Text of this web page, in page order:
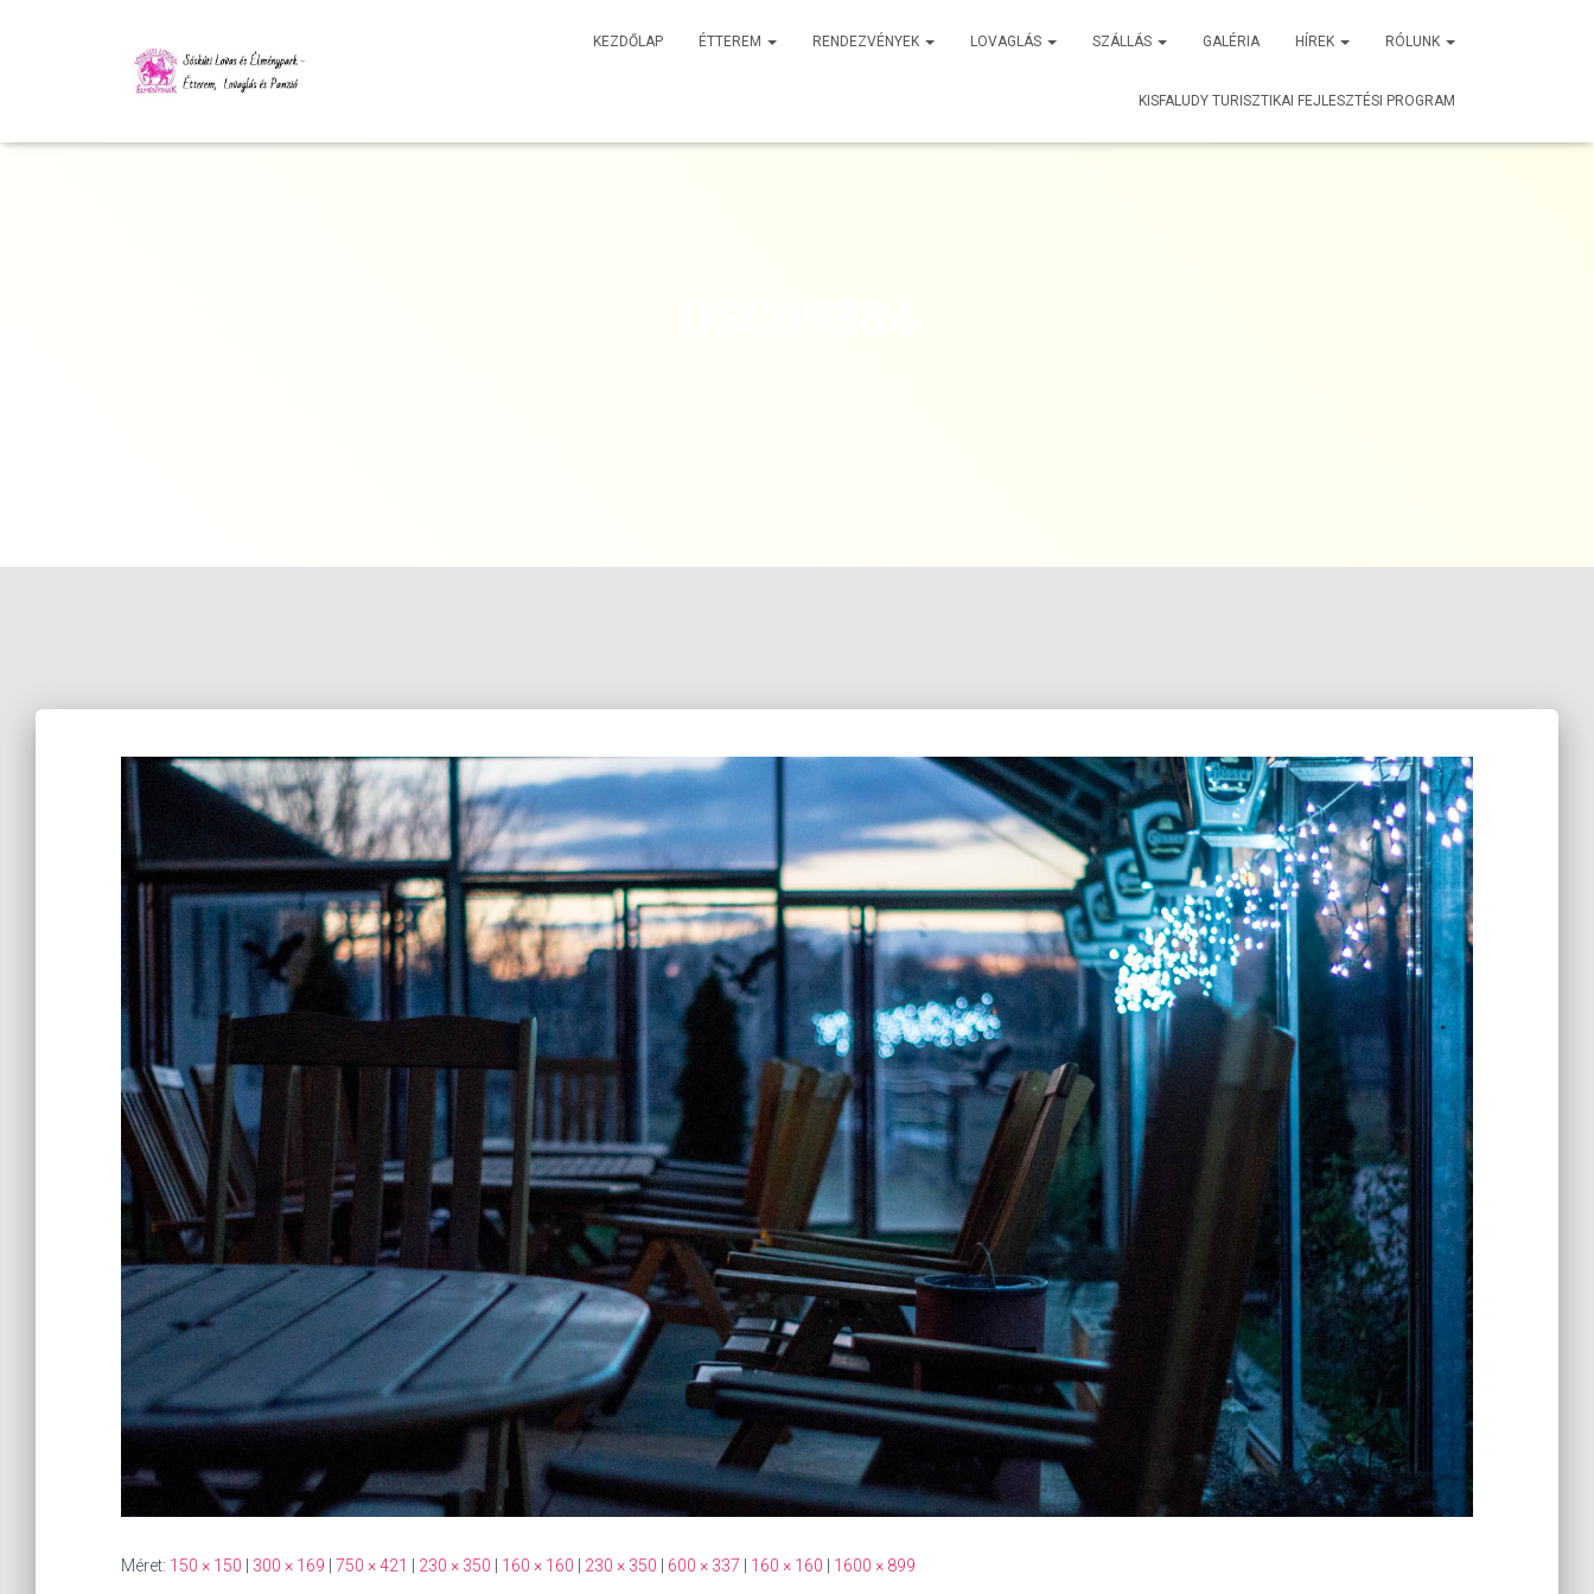
KEZDŐLAP ÉTTEREM RENDEZVÉNYEK LOVAGLÁS SZÁLLÁS GALÉRIA HÍREK RÓLUNK
KISFALUDY TURISZTIKAI FEJLESZTÉSI PROGRAM
Méret: 150 × 150 | 300 × 169 | 750 × 421 | 230 × 350 | 160 × 160 | 230 × 350 | 600 × 337 | 160 × 160 | 1600 × 899